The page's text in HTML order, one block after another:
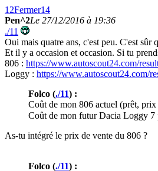
12Fermer14
Pen^2Le 27/12/2016 à 19:36
./11
Oui mais quatre ans, c'est peu. C'est sûr
Et il y a occasion et occasion. Si tu
806 : https://www.autoscout24.com/
Loggy : https://www.autoscout24.com/
Folco (./11) :
Coût de mon 806 actuel (prêt,
Coût de mon futur Dacia Loggy 7
As-tu intégré le prix de vente du 806 ?
Folco (./11) :